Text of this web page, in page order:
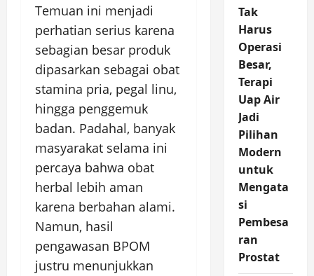
Temuan ini menjadi
perhatian serius karena
sebagian besar produk
dipasarkan sebagai obat
stamina pria, pegal linu,
hingga penggemuk
badan. Padahal, banyak
masyarakat selama ini
percaya bahwa obat
herbal lebih aman
karena berbahan alami.
Namun, hasil
pengawasan BPOM
justru menunjukkan
Tak
Harus
Operasi
Besar,
Terapi
Uap Air
Jadi
Pilihan
Modern
untuk
Mengata
si
Pembesa
ran
Prostat